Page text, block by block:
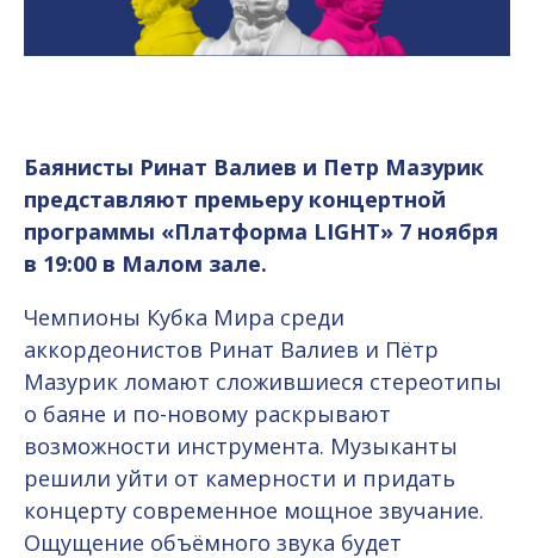
Баянисты Ринат Валиев и Петр Мазурик
представляют премьеру концертной
программы «Платформа LIGHT» 7 ноября
в 19:00 в Малом зале.
Чемпионы Кубка Мира среди
аккордеонистов Ринат Валиев и Пётр
Мазурик ломают сложившиеся стереотипы
о баяне и по-новому раскрывают
возможности инструмента. Музыканты
решили уйти от камерности и придать
концерту современное мощное звучание.
Ощущение объёмного звука будет